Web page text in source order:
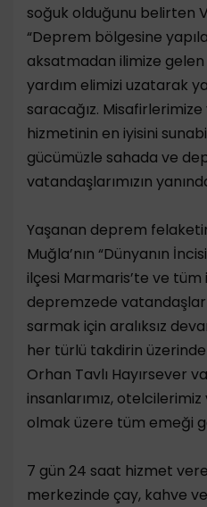
soğuk olduğunu belirten
“Deprem bölgesine
aksatmadan ilimize gelen
yardım elimizi uzatarak
saracağız.
hizmetinin en iyisini
gücümüzle sahada ve
vatandaşlarımızın
Yaşanan deprem
Muğla’nın “Dünyanın
ilçesi Marmaris’te ve
depremzede
sarmak için aralıksız
her türlü takdirin
Orhan Tavlı Hayırsever
insanlarımız,
olmak üzere tüm emeği
7 gün 24 saat hizmet
merkezinde çay, kahve